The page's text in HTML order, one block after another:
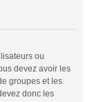
ou
devez avoir les
groupes et les
donc les